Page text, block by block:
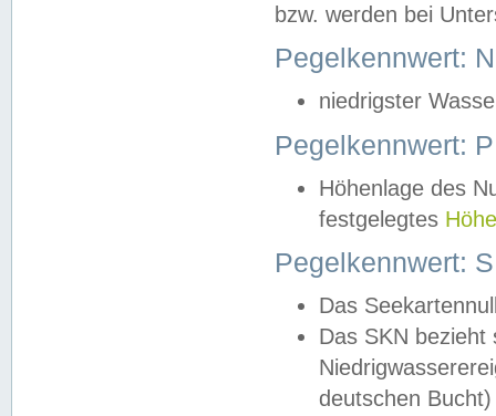
bzw. werden bei
Pegelkennwert:
niedrigster
Pegelkennwert:
Höhenlage des
festgelegtes
Pegelkennwert:
Das
Das SKN
deutschen